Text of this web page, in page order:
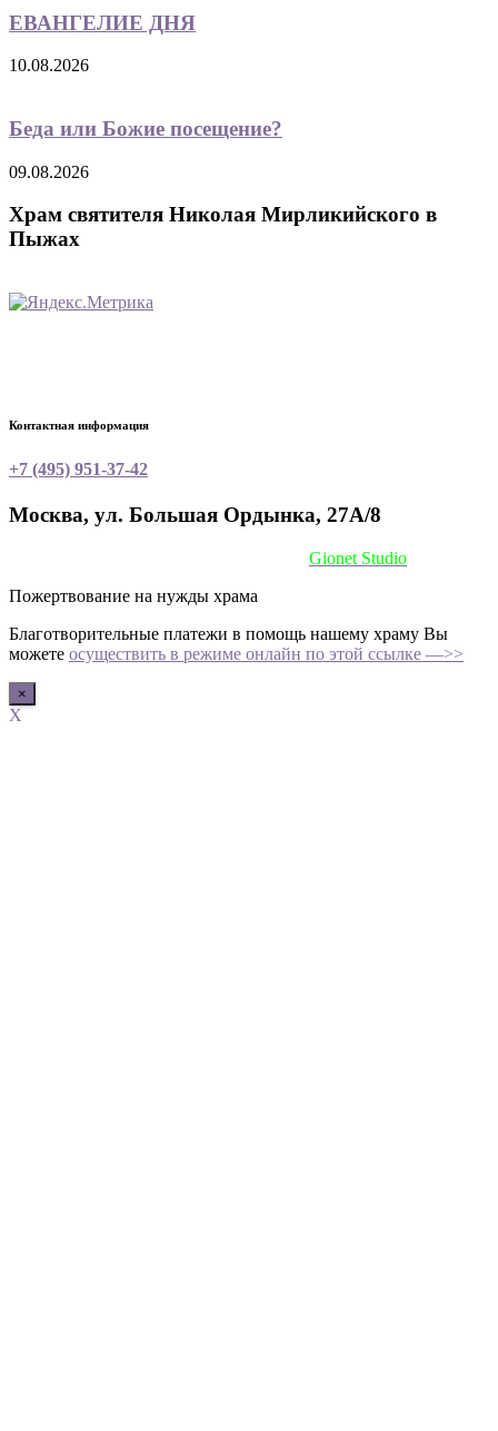
ЕВАНГЕЛИЕ ДНЯ
10.08.2026
Беда или Божие посещение?
09.08.2026
Храм святителя Николая Мирликийского в
Пыжах
Контактная информация
+7 (495) 951-37-42
Москва, ул. Большая Ордынка, 27А/8
Gionet Studio
Пожертвование на нужды храма
Благотворительные платежи в помощь нашему храму Вы
можете осуществить в режиме онлайн по этой ссылке —>>
×
X